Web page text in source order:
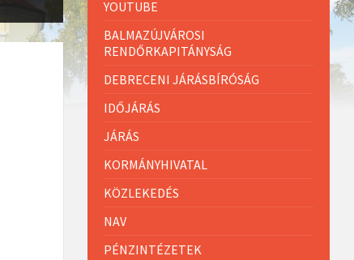
YOUTUBE
BALMAZÚJVÁROSI
RENDŐRKAPITÁNYSÁG
DEBRECENI JÁRÁSBÍRÓSÁG
IDŐJÁRÁS
JÁRÁS
KORMÁNYHIVATAL
KÖZLEKEDÉS
NAV
PÉNZINTÉZETEK